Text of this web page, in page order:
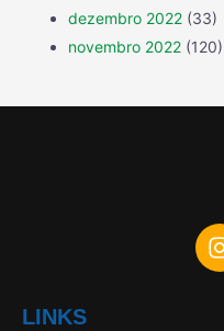
dezembro 2022 (33)
novembro 2022 (120)
LINKS